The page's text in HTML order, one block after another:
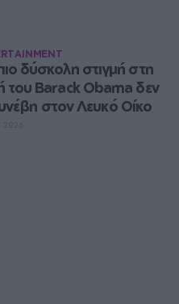
δύσκολη στιγμή στη
του Barack Obama δεν
στον Λευκό Οίκο